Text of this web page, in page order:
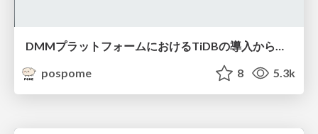
DMMプラットフォームにおけるTiDBの導入から運用まで
pospome
8 5.3k